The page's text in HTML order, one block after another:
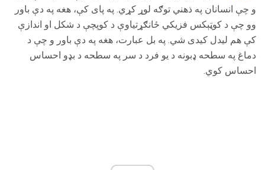
و چې انسانان په ذهني توګه لوړ کړي. په پای کې، هغه په ​​دې باور
وو چې د کوټېکس فزیکي ځانګړتیاوې د کوپچې د شکل او اندازې
کې هم لیدل کیدی شي. په بل عبارت، هغه په ​​دې باور و چې د
دماغ په سطحه ډبونه د یو فرد د سر په سطحه د بډو احساس
احساس کوي.